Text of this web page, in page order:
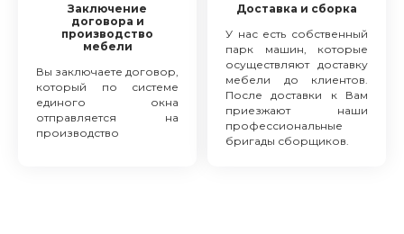
Заключение
договора и
производство
мебели
Вы заключаете договор,
который по системе
единого окна
отправляется на
производство
Доставка и сборка
У нас есть собственный
парк машин, которые
осуществляют доставку
мебели до клиентов.
После доставки к Вам
приезжают наши
профессиональные
бригады сборщиков.